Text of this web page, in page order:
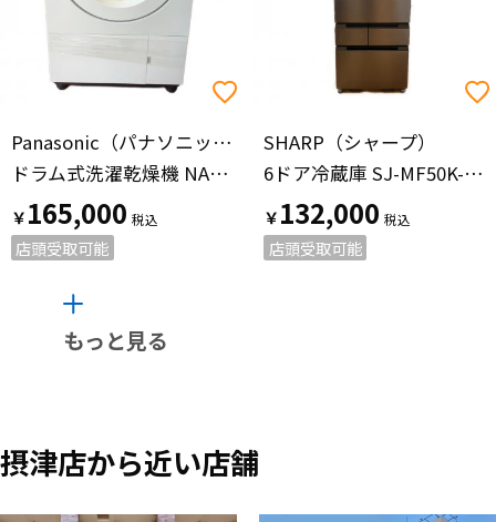
Panasonic（パナソニック）
ドラム式洗濯乾燥機 NA-SD10UB 2025年製
￥165,000
店頭受取可能
SHARP（シャープ）
6ドア冷蔵庫 SJ-MF50K-H 2023年製 53 504L
￥132,000
店頭受取可能
もっと見る
摂津店から近い店舗